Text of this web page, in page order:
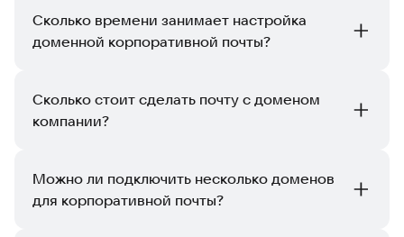
который предоставляет платформа VK WorkSpace. Ваш
домен будет иметь вид <название>.bizml.ru, а адреса
сотрудников — ivanov@<название>.bizml.ru.
Сколько времени занимает настройка
доменной корпоративной почты?
завершении проверки вам на email будет отправлено
письмо с результатами. После этого можно будет
полноценно пользоваться всеми функциями
Сколько стоит сделать почту с доменом
компании?
«Базовый» — для небольших команд с основными
инструментами для работы и совместного доступа
Можно ли подключить несколько доменов
для корпоративной почты?